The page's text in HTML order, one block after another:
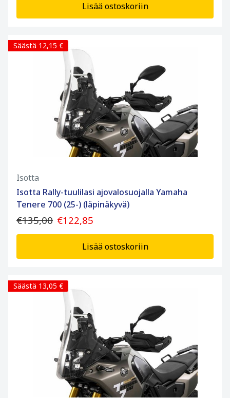
Lisää ostoskoriin
Säästä 12,15 €
Isotta
Isotta Rally-tuulilasi ajovalosuojalla Yamaha
Tenere 700 (25-) (läpinäkyvä)
€135,00 €122,85
Lisää ostoskoriin
Säästä 13,05 €